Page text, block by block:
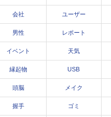
会社 ユーザー
男性 レポート
イベント 天気
縁起物 USB
頭脳 メイク
握手 ゴミ